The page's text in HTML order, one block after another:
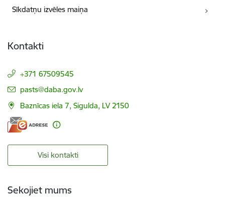
Sīkdatņu izvēles maiņa
Kontakti
+371 67509545
E-pasts:
pasts@daba.gov.lv
Baznīcas iela 7, Sigulda, LV 2150
Visi kontakti
Sekojiet mums